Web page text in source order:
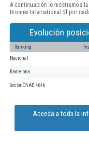
A continuación le mostramos
Dromex International Sl por
Evolución
Ranking
Nacional
Barcelona
Sector CNAE 4646
Acceda a toda la